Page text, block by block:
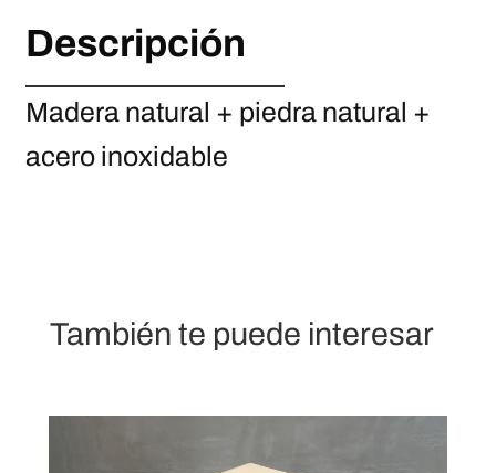
Descripción
Madera natural + piedra natural +
acero inoxidable
También te puede interesar